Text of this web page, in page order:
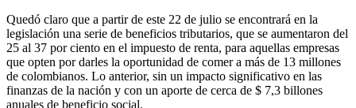
Quedó claro que a partir de este 22 de julio se encontrará en la
legislación una serie de beneficios tributarios, que se aumentaron del
25 al 37 por ciento en el impuesto de renta, para aquellas empresas
que opten por darles la oportunidad de comer a más de 13 millones
de colombianos. Lo anterior, sin un impacto significativo en las
finanzas de la nación y con un aporte de cerca de $ 7,3 billones
anuales de beneficio social.